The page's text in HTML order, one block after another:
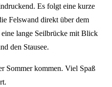
Es folgt eine kurze
Felswand direkt über dem
lange Seilbrücke mit Blick
den Stausee.
Sommer kommen. Viel Spaß